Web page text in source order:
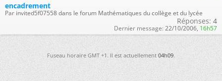
encadrement
Par invited5f07558 dans le forum Mathématiques du collège et du lycée
Réponses: 4
Dernier message: 22/10/2006, 16h57
Fuseau horaire GMT +1. Il est actuellement04h09.